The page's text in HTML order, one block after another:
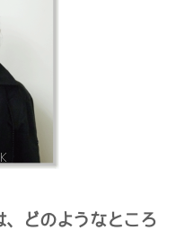
、どのようなところ